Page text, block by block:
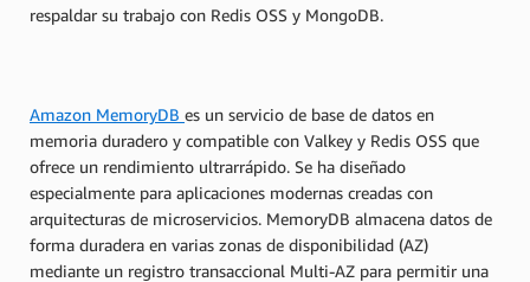
respaldar su trabajo con Redis OSS y MongoDB.
Amazon MemoryDB es un servicio de base de datos en
memoria duradero y compatible con Valkey y Redis OSS que
ofrece un rendimiento ultrarrápido. Se ha diseñado
especialmente para aplicaciones modernas creadas con
arquitecturas de microservicios. MemoryDB almacena datos de
forma duradera en varias zonas de disponibilidad (AZ)
mediante un registro transaccional Multi-AZ para permitir una